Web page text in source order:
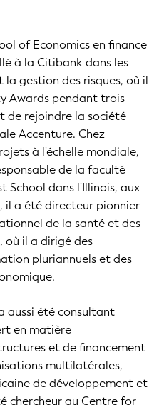
of Economics en finance
à la Citibank dans les
gestion des risques, où il
Awards pendant trois
de rejoindre la société
Accenture. Chez
à l'échelle mondiale,
de la faculté
School dans l'Illinois, aux
il a été directeur pionnier
de la santé et des
où il a dirigé des
pluriannuels et des
aussi été consultant
en matière
et de financement
multilatérales,
de développement et
chercheur au Centre for